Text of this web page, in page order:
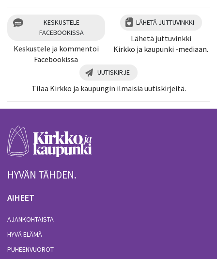
KESKUSTELE
FACEBOOKISSA
Keskustele ja kommentoi
Facebookissa
LÄHETÄ JUTTUVINKKI
Lähetä juttuvinkki
Kirkko ja kaupunki -mediaan.
UUTISKIRJE
Tilaa Kirkko ja kaupungin ilmaisia uutiskirjeitä.
HYVÄN TÄHDEN.
AIHEET
AJANKOHTAISTA
HYVÄ ELÄMÄ
PUHEENVUOROT